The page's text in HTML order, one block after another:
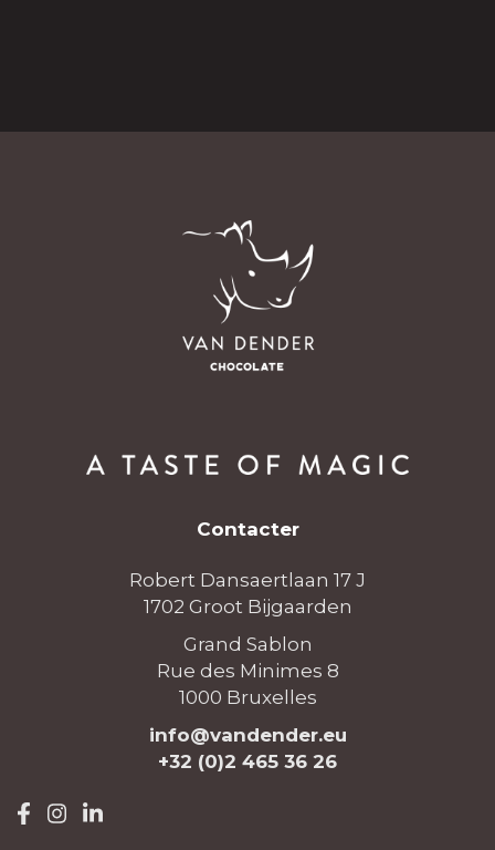
Contacter
Robert Dansaertlaan 17 J
1702 Groot Bijgaarden
Grand Sablon
Rue des Minimes 8
1000 Bruxelles
info@vandender.eu
+32 (0)2 465 36 26